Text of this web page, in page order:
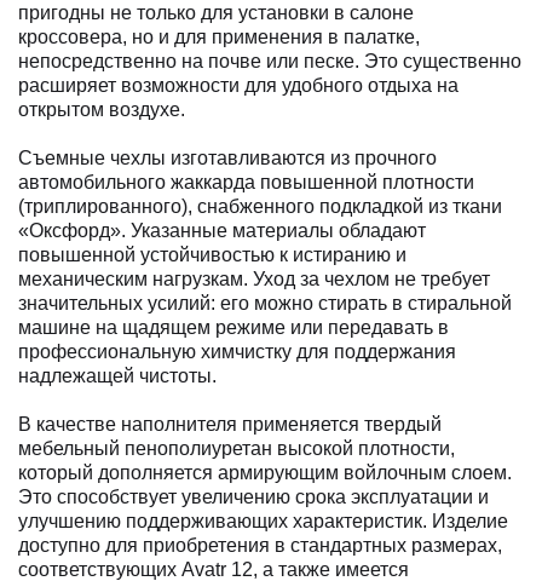
пригодны не только для установки в салоне
кроссовера, но и для применения в палатке,
непосредственно на почве или песке. Это существенно
расширяет возможности для удобного отдыха на
открытом воздухе.
Съемные чехлы изготавливаются из прочного
автомобильного жаккарда повышенной плотности
(триплированного), снабженного подкладкой из ткани
«Оксфорд». Указанные материалы обладают
повышенной устойчивостью к истиранию и
механическим нагрузкам. Уход за чехлом не требует
значительных усилий: его можно стирать в стиральной
машине на щадящем режиме или передавать в
профессиональную химчистку для поддержания
надлежащей чистоты.
В качестве наполнителя применяется твердый
мебельный пенополиуретан высокой плотности,
который дополняется армирующим войлочным слоем.
Это способствует увеличению срока эксплуатации и
улучшению поддерживающих характеристик. Изделие
доступно для приобретения в стандартных размерах,
соответствующих Avatr 12, а также имеется